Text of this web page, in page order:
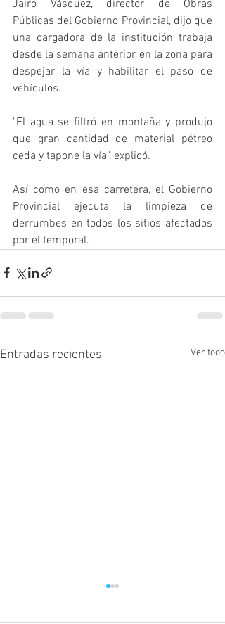
Jairo Vásquez, director de Obras
Públicas del Gobierno Provincial, dijo que
una cargadora de la institución trabaja
desde la semana anterior en la zona para
despejar la vía y habilitar el paso de
vehículos.
"El agua se filtró en montaña y produjo
que gran cantidad de material pétreo
ceda y tapone la vía", explicó.
Así como en esa carretera, el Gobierno
Provincial ejecuta la limpieza de
derrumbes en todos los sitios afectados
por el temporal.
Entradas recientes Ver todo